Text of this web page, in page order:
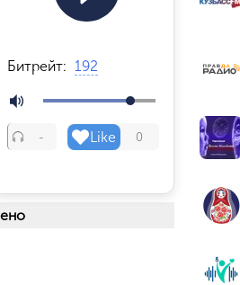
Битрейт: 192
- Like 0